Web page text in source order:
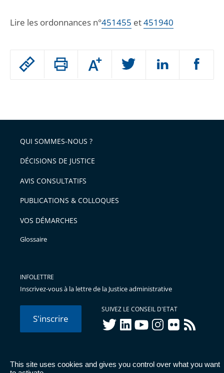
This site uses cookies and gives you control over what you want
Passer
arriver
après
Augmenter
ou
l'article
pour
avant
Lire les ordonnances n°451455 et451940
QUI SOMMES-NOUS ?
DÉCISIONS DE JUSTICE
AVIS CONSULTATIFS
PUBLICATIONS & COLLOQUES
VOS DÉMARCHES
Glossaire
INFOLETTRE
Inscrivez-vous à la lettre de la Justice administrative
S'inscrire
SUIVEZ LE CONSEIL D'ETAT
twitterlinkedInyoutubeinstagram
flickr rss
© Conseil d'État 2026 - Mentions légales Données